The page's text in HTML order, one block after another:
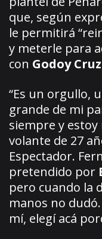
que, según
le permitirá
y meterle para
con Godoy Cruz
“Es un orgullo,
grande de mi
siempre y estoy
volante de 27
Espectador.
pretendido por
pero cuando la
manos no
mí, elegí acá